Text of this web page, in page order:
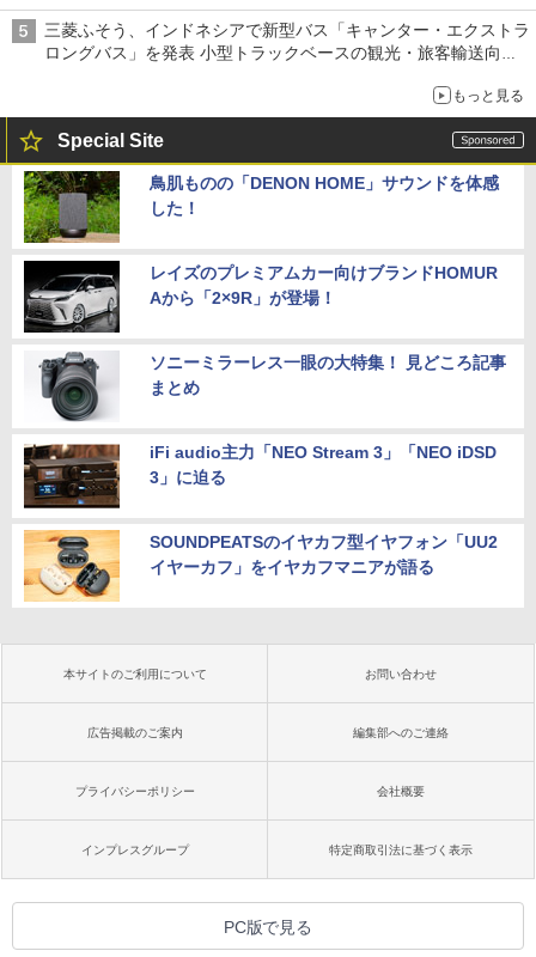
三菱ふそう、インドネシアで新型バス「キャンター・エクストラ
ロングバス」を発表 小型トラックベースの観光・旅客輸送向け
もっと見る
Special Site
鳥肌ものの「DENON HOME」サウンドを体感
した！
レイズのプレミアムカー向けブランドHOMUR
Aから「2×9R」が登場！
ソニーミラーレス一眼の大特集！ 見どころ記事
まとめ
iFi audio主力「NEO Stream 3」「NEO iDSD
3」に迫る
SOUNDPEATSのイヤカフ型イヤフォン「UU2
イヤーカフ」をイヤカフマニアが語る
本サイトのご利用について お問い合わせ
広告掲載のご案内 編集部へのご連絡
プライバシーポリシー 会社概要
インプレスグループ 特定商取引法に基づく表示
PC版で見る